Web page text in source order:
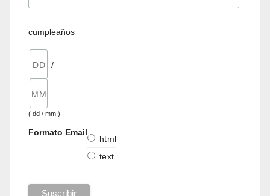
cumpleaños
/
( dd / mm )
Formato Email
html
text